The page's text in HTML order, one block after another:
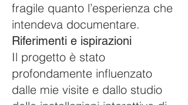
fragile quanto l’esperienza che
intendeva documentare.
Riferimenti e ispirazioni
Il progetto è stato
profondamente influenzato
dalle mie visite e dallo studio